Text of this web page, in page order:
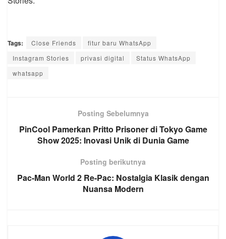
Tags: Close Friends
fitur baru WhatsApp
Instagram Stories
privasi digital
Status WhatsApp
whatsapp
Posting Sebelumnya
PinCool Pamerkan Pritto Prisoner di Tokyo Game
Show 2025: Inovasi Unik di Dunia Game
Posting berikutnya
Pac-Man World 2 Re-Pac: Nostalgia Klasik dengan
Nuansa Modern